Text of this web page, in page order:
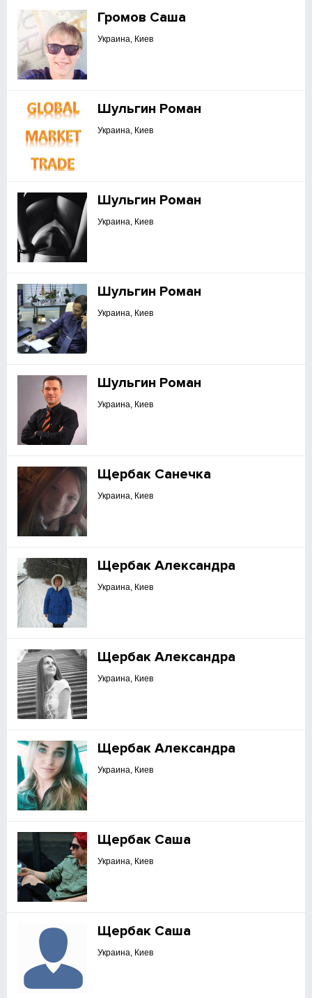
Громов Саша
Украина, Киев
Шульгин Роман
Украина, Киев
Шульгин Роман
Украина, Киев
Шульгин Роман
Украина, Киев
Шульгин Роман
Украина, Киев
Щербак Санечка
Украина, Киев
Щербак Александра
Украина, Киев
Щербак Александра
Украина, Киев
Щербак Александра
Украина, Киев
Щербак Саша
Украина, Киев
Щербак Саша
Украина, Киев